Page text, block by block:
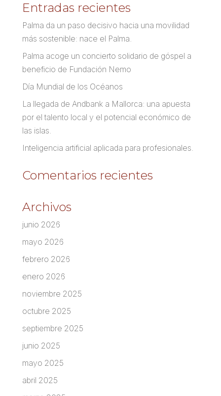
Entradas recientes
Palma da un paso decisivo hacia una movilidad
más sostenible: nace el Palma.
Palma acoge un concierto solidario de góspel a
beneficio de Fundación Nemo
Día Mundial de los Océanos
La llegada de Andbank a Mallorca: una apuesta
por el talento local y el potencial económico de
las islas.
Inteligencia artificial aplicada para profesionales.
Comentarios recientes
Archivos
junio 2026
mayo 2026
febrero 2026
enero 2026
noviembre 2025
octubre 2025
septiembre 2025
junio 2025
mayo 2025
abril 2025